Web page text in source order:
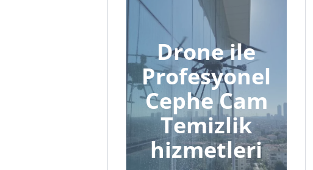
Drone ile
Profesyonel
Cephe Cam
Temizlik
hizmetleri